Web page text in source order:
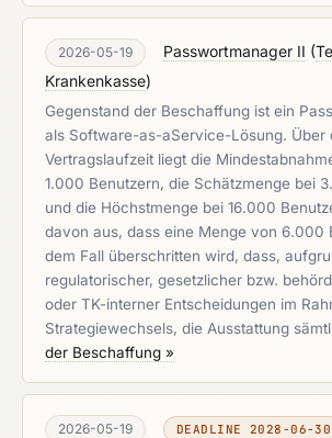
2026-05-19 Passwortmanager II (
Krankenkasse)
Gegenstand der Beschaffung ist ein
als Software-as-aService-Lösung. Über
Vertragslaufzeit liegt die
1.000 Benutzern, die Schätzmenge bei
und die Höchstmenge bei 16.000
davon aus, dass eine Menge von 6.000
dem Fall überschritten wird, dass,
regulatorischer, gesetzlicher bzw.
oder TK-interner Entscheidungen im
Strategiewechsels, die Ausstattung
der Beschaffung »
2026-05-19 DEADLINE 2028-06-30